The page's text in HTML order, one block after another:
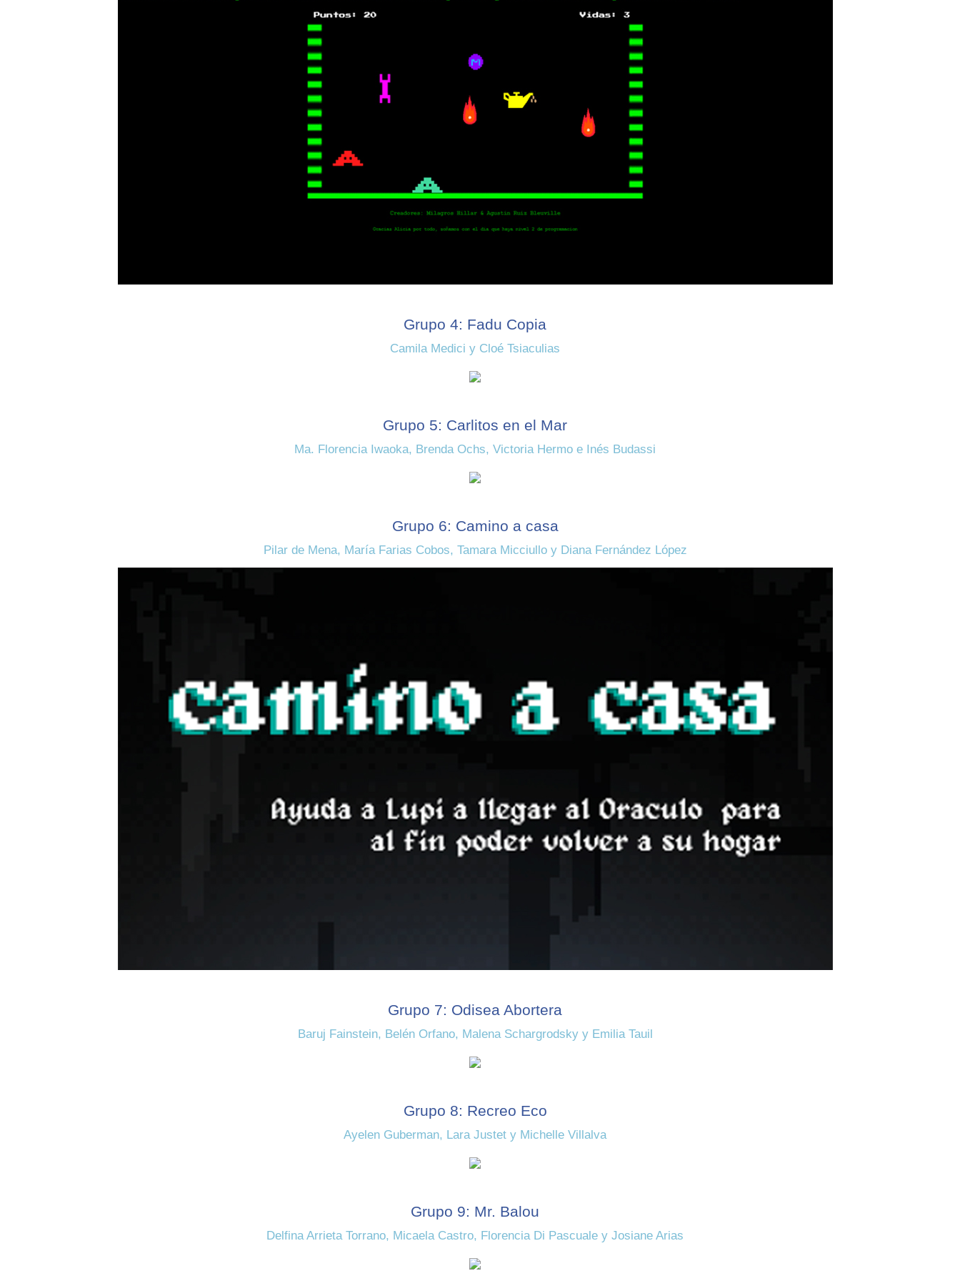
Grupo 4: Fadu Copia
Camila Medici y Cloé Tsiaculias
Grupo 5: Carlitos en el Mar
Ma. Florencia Iwaoka, Brenda Ochs, Victoria Hermo e Inés Budassi
Grupo 6: Camino a casa
Pilar de Mena, María Farias Cobos, Tamara Micciullo y Diana Fernández López
Grupo 7: Odisea Abortera
Baruj Fainstein, Belén Orfano, Malena Schargrodsky y Emilia Tauil
Grupo 8: Recreo Eco
Ayelen Guberman, Lara Justet y Michelle Villalva
Grupo 9: Mr. Balou
Delfina Arrieta Torrano, Micaela Castro, Florencia Di Pascuale y Josiane Arias